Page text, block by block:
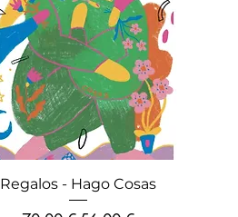
Aperçu rapide
Regalos - Hago Cosas